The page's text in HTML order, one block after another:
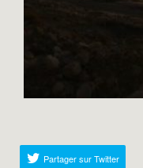
Partager sur Twitter